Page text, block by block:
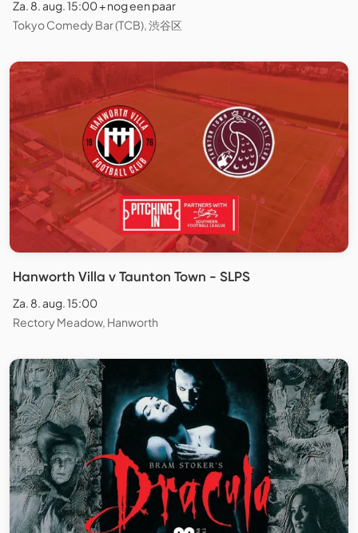
Za. 8. aug. 15:00 + nog een paar
Tokyo Comedy Bar (TCB), 渋谷区
Hanworth Villa v Taunton Town - SLPS
Za. 8. aug. 15:00
Rectory Meadow, Hanworth